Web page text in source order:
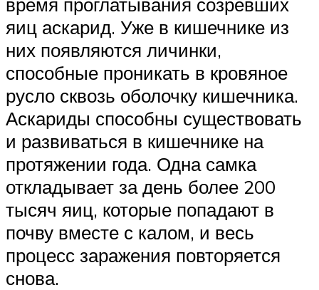
яиц аскарид. Уже в кишечнике из
них появляются личинки,
способные проникать в кровяное
русло сквозь оболочку кишечника.
Аскариды способны существовать
и развиваться в кишечнике на
протяжении года. Одна самка
откладывает за день более 200
тысяч яиц, которые попадают в
почву вместе с калом, и весь
процесс заражения повторяется
снова.